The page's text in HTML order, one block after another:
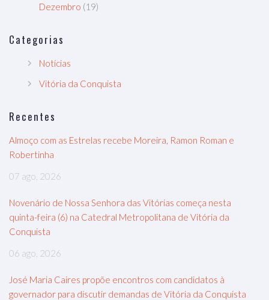
Dezembro (19)
Categorias
Notícias
Vitória da Conquista
Recentes
Almoço com as Estrelas recebe Moreira, Ramon Roman e
Robertinha
07 ago, 2026
Novenário de Nossa Senhora das Vitórias começa nesta
quinta-feira (6) na Catedral Metropolitana de Vitória da
Conquista
06 ago, 2026
José Maria Caires propõe encontros com candidatos à
governador para discutir demandas de Vitória da Conquista